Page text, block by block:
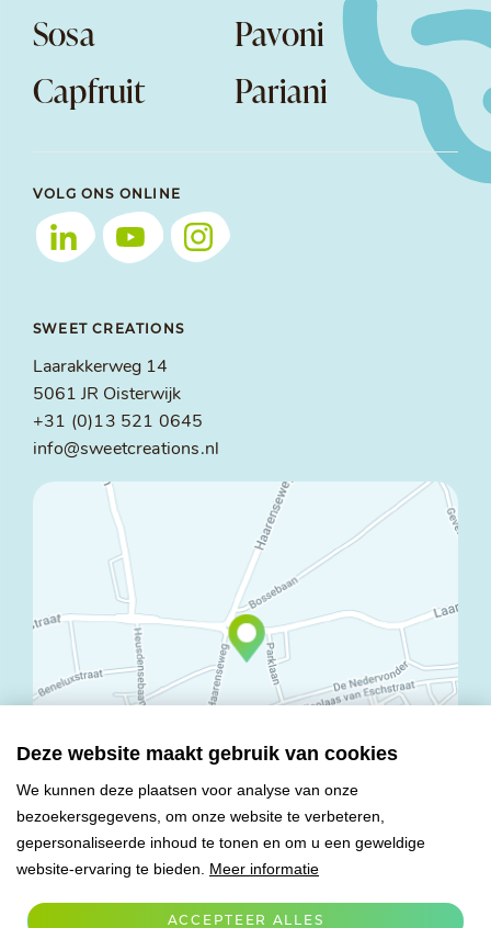
Deze website maakt gebruik van cookies
We kunnen deze plaatsen voor analyse van onze
bezoekersgegevens, om onze website te verbeteren,
gepersonaliseerde inhoud te tonen en om u een geweldige
website-ervaring te bieden. Meer informatie
ACCEPTEER ALLES
Sosa
Pavoni
Capfruit
Pariani
VOLG ONS ONLINE
SWEET CREATIONS
Laarakkerweg 14
5061 JR Oisterwijk
+31 (0)13 521 0645
info@sweetcreations.nl
© Copyright 2026 Mareco Sweet Creations BV
Alle rechten voorbehouden